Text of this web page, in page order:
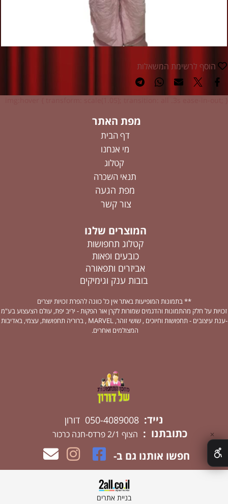
הוסף לרשימת המשאלות
מפת האתר
דף הבית
מי אנחנו
קטלוג
תנאי השכרה
מפת הגעה
צור קשר
המוצרים שלנו
קטלוג תחפושות
כובעים ופאות
אביזרים ותפאורה
בובות ענק וגימיקים
** בתמונות המופיעות באתר אין כל כוונה להפרת זכויות יוצרים
זכויות על חלק מהתמונות והדגמים שמורות לקרן אור הפקות - יריב יפת, עולם הצעצוע בע"מ
-ענת עיצובים - תחפושות וחיוכים , שושי זוהר, MARVEL , ברוריה תחפושות, עצמי, באדיבות
המצולמים ואחרים.
נייד: 050-4089008 דורון
כתובתנו : הצוף 2/1 פרדס-חנה כרכור
חפשו אותנו גם ב-
בניית אתרים
✕